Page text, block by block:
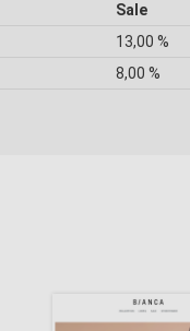
Sale
13,00 %
8,00 %